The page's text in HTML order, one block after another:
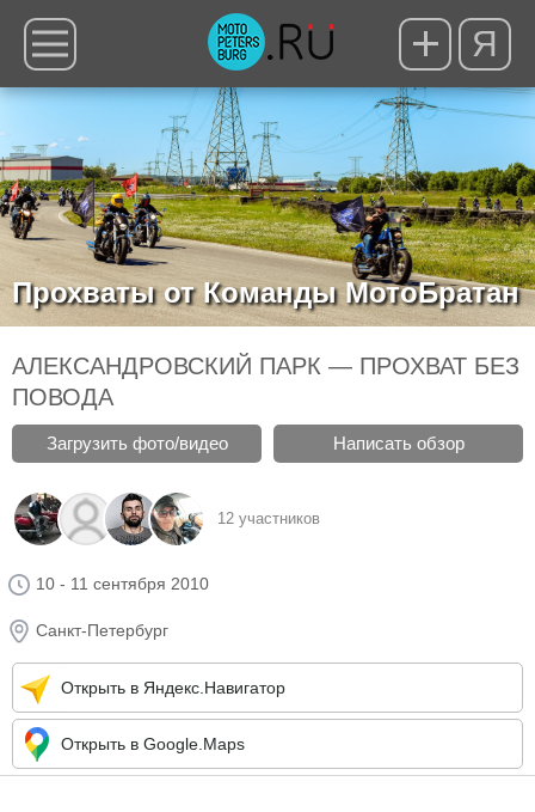
Я
Прохваты от Команды МотоБратан
АЛЕКСАНДРОВСКИЙ ПАРК — ПРОХВАТ БЕЗ
ПОВОДА
Загрузить фото/видео Написать обзор
12 участников
10 - 11 сентября 2010
Санкт-Петербург
Открыть в Яндекс.Навигатор
Открыть в Google.Maps